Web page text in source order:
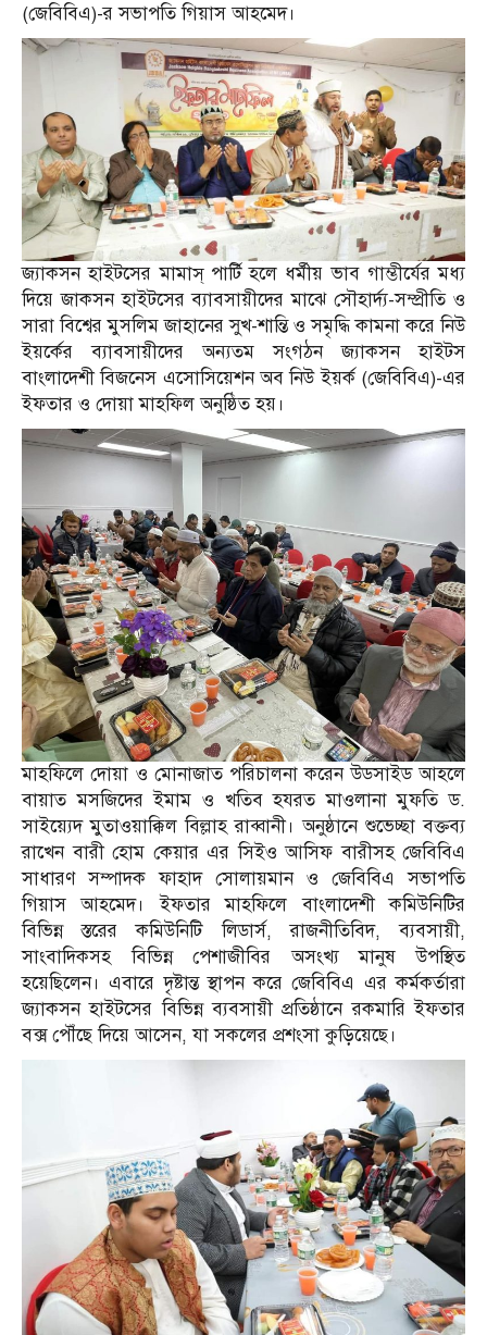
(জেবিবিএ)-র সভাপতি গিয়াস আহমেদ।
জ্যাকসন হাইটসের মামাস্ পার্টি হলে ধর্মীয় ভাব গাম্ভীর্যের মধ্য
দিয়ে জাকসন হাইটসের ব্যাবসায়ীদের মাঝে সৌহার্দ্য-সম্প্রীতি ও
সারা বিশ্বের মুসলিম জাহানের সুখ-শান্তি ও সমৃদ্ধি কামনা করে নিউ
ইয়র্কের ব্যাবসায়ীদের অন্যতম সংগঠন জ্যাকসন হাইটস
বাংলাদেশী বিজনেস এসোসিয়েশন অব নিউ ইয়র্ক (জেবিবিএ)-এর
ইফতার ও দোয়া মাহফিল অনুষ্ঠিত হয়।
মাহফিলে দোয়া ও মোনাজাত পরিচালনা করেন উডসাইড আহলে
বায়াত মসজিদের ইমাম ও খতিব হযরত মাওলানা মুফতি ড.
সাইয়্যেদ মুতাওয়াক্কিল বিল্লাহ রাব্বানী। অনুষ্ঠানে শুভেচ্ছা বক্তব্য
রাখেন বারী হোম কেয়ার এর সিইও আসিফ বারীসহ জেবিবিএ
সাধারণ সম্পাদক ফাহাদ সোলায়মান ও জেবিবিএ সভাপতি
গিয়াস আহমেদ। ইফতার মাহফিলে বাংলাদেশী কমিউনিটির
বিভিন্ন স্তরের কমিউনিটি লিডার্স, রাজনীতিবিদ, ব্যবসায়ী,
সাংবাদিকসহ বিভিন্ন পেশাজীবির অসংখ্য মানুষ উপস্থিত
হয়েছিলেন। এবারে দৃষ্টান্ত স্থাপন করে জেবিবিএ এর কর্মকর্তারা
জ্যাকসন হাইটসের বিভিন্ন ব্যবসায়ী প্রতিষ্ঠানে রকমারি ইফতার
বক্স পৌঁছে দিয়ে আসেন, যা সকলের প্রশংসা কুড়িয়েছে।